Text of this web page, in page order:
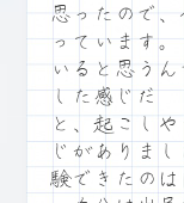
思ったので
っています
いると思う
した感じだ
と、起こし
じがありま
験できたのは